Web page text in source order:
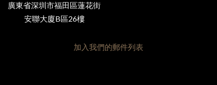
廣東省深圳市福田區蓮花街
安聯大廈B區26樓
加入我們的郵件列表